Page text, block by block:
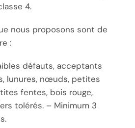
4.
nous proposons sont de
:
défauts, acceptants
lunures, nœuds, petites
fentes, bois rouge,
tolérés. – Minimum 3